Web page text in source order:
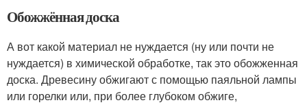
Обожжённая доска
А вот какой материал не нуждается (ну или почти не
нуждается) в химической обработке, так это обожженная
доска. Древесину обжигают с помощью паяльной лампы
или горелки или, при более глубоком обжиге,